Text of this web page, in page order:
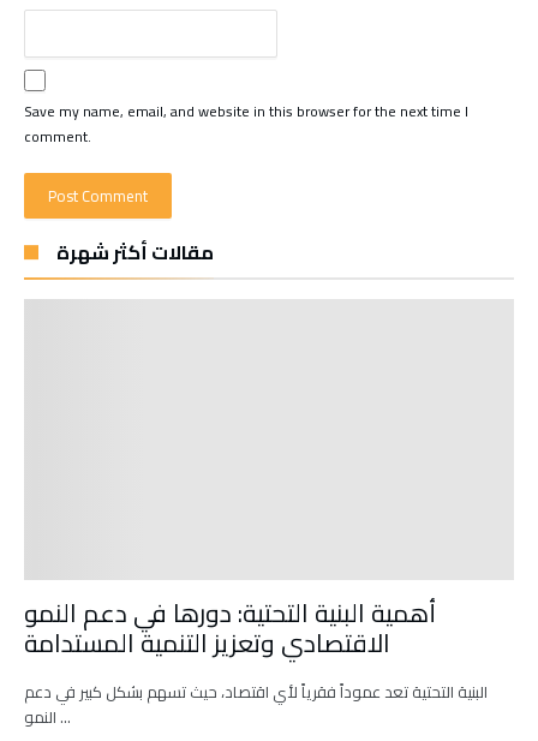
Save my name, email, and website in this browser for the next time I
comment.
مقالات أكثر شهرة
أهمية البنية التحتية: دورها في دعم النمو
الاقتصادي وتعزيز التنمية المستدامة
البنية التحتية تعد عموداً فقرياً لأي اقتصاد، حيث تسهم بشكل كبير في دعم
النمو …